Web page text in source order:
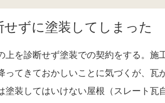
せずに塗装してしまった
上を診断せず塗装での契約をする。施
ってきておかしいことに気づくが、瓦
塗装してはいけない屋根（スレート瓦